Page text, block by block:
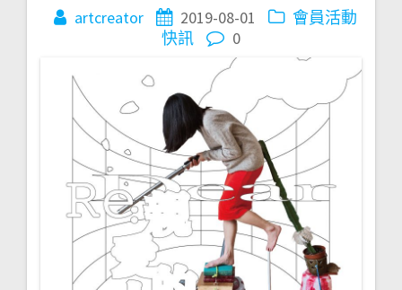
artcreator 2019-08-01
會員活動
快訊
0
覽